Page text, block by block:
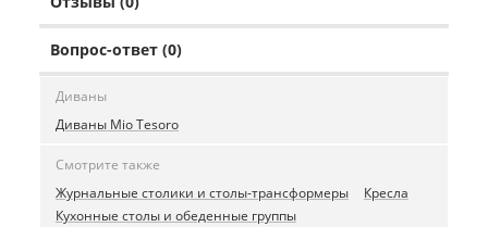
Вопрос-ответ (0)
Диваны
Диваны Mio Tesoro
Смотрите также
Журнальные столики и столы-трансформеры
Кресла
Кухонные столы и обеденные группы